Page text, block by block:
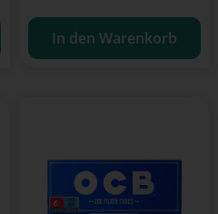
In den Warenkorb